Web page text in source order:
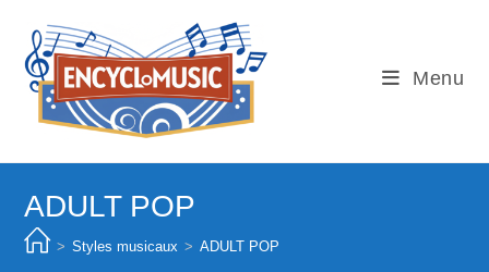
content
Menu
ADULT POP
> Styles musicaux > ADULT POP